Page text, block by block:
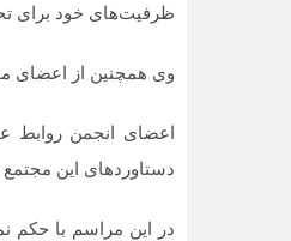
ظرفیت‌های خود برای
وی همچنین از اعضای
اعضای انجمن روابط
دستاوردهای این
در این مراسم با حکم